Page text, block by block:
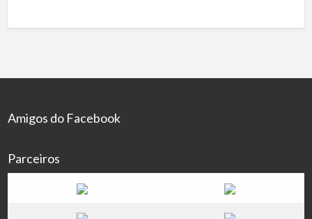
Amigos do Facebook
Parceiros